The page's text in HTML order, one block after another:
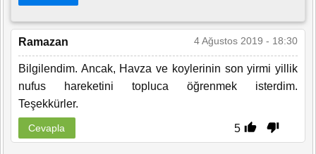
Ramazan 4 Ağustos 2019 - 18:30
Bilgilendim. Ancak, Havza ve koylerinin son yirmi yillik
nufus hareketini topluca öğrenmek isterdim.
Teşekkürler.
5
Cevapla